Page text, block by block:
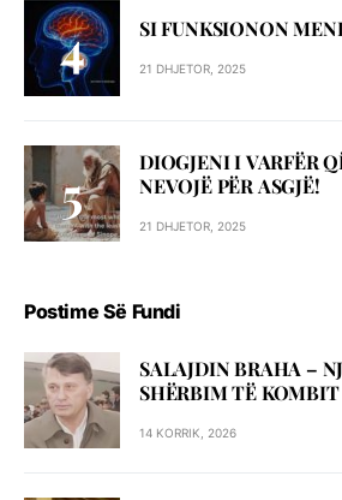
SI FUNKSIONON
21 DHJETOR, 2025
DIOGJENI I VARFËR
NEVOJË PËR ASGJË!
21 DHJETOR, 2025
Postime Së Fundi
SALAJDIN BRAHA –
SHЁRBIM TЁ KOMBIT
14 KORRIK, 2026